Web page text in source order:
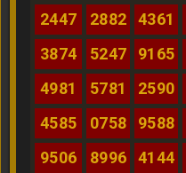
2447
2882 4361
3874
5247 9165
4981
5781 2590
4585
0758 9588
9506
8996 4144